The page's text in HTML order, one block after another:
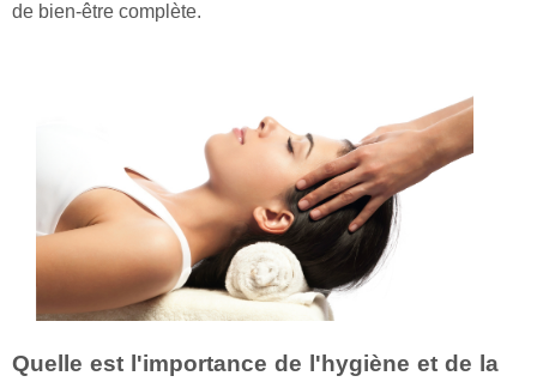
de bien-être complète.
Quelle est l'importance de l'hygiène et de la